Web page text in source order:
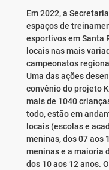
Em 2022, a
espaços de
esportivos em Santa
locais nas mais
campeonatos
Uma das ações
convênio do projeto
mais de 1040
todo, estão em
locais (escolas e
meninas, dos 07 aos
meninas e a maioria
dos 10 aos 12 anos.